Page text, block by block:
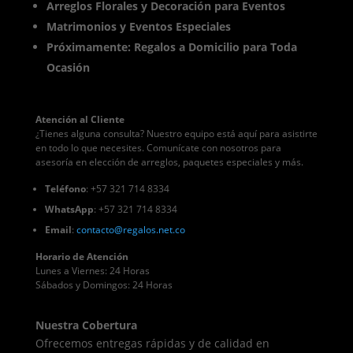
Arreglos Florales y Decoración para Eventos
Matrimonios y Eventos Especiales
Próximamente: Regalos a Domicilio para Toda
Ocasión
Atención al Cliente
¿Tienes alguna consulta? Nuestro equipo está aquí para asistirte
en todo lo que necesites. Comunícate con nosotros para
asesoría en elección de arreglos, paquetes especiales y más.
Teléfono: +57 321 714 8334
WhatsApp: +57 321 714 8334
Email: contacto@regalos.net.co
Horario de Atención
Lunes a Viernes: 24 Horas
Sábados y Domingos: 24 Horas
Nuestra Cobertura
Ofrecemos entregas rápidas y de calidad en